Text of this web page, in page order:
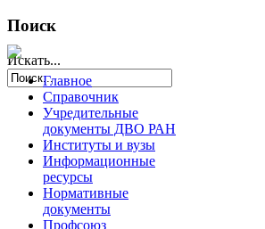
Поиск
Искать...
Главное
Справочник
Учредительные
документы ДВО РАН
Институты и вузы
Информационные
ресурсы
Нормативные
документы
Профсоюз